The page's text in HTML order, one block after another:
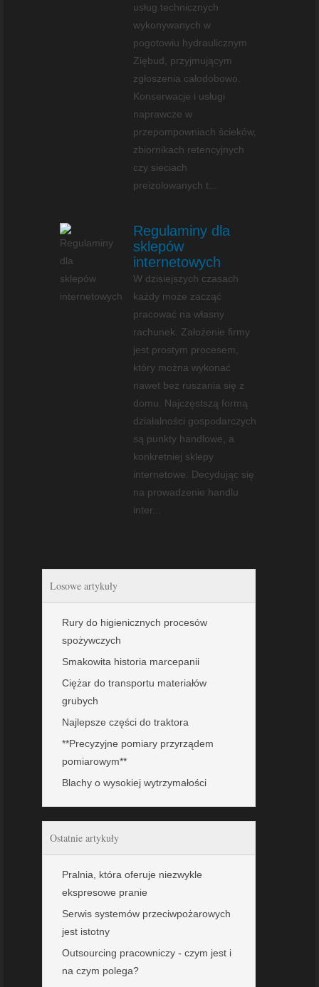
usług technicznych
wykonywanych w
pogotowiu hydraulicznym
Ziębud, przyjmującym
zgłoszenia całodobowo.
Konserwacje i usługi
naprawcze w
przepompowniach ścieków,
zbiornikach retencyjnych
czy sieciach
preizolowanych t...
Regulaminy dla
sklepów
internetowych
W dzisiejszych czasach
każdy może zacząć
pracować na własny
rachunek. Założenie firmy
jest prostym procesem,
który można wykonać
nawet bez ruszania się z
domu. Najczęstszą formą
działalności gospodarczych
są punkty handlowe, a
konkretniej sklepy
internetowe. Decydując się
na prowadzenie handlu
inter...
Losowe artykuły
Rury do higienicznych procesów
spożywczych
Smakowita historia marcepanii
Ciężar do transportu materiałów
grubych
Najlepsze części do traktora
**Precyzyjne pomiary przyrządem
pomiarowym**
Blachy o wysokiej wytrzymałości
Ostatnie artykuły
Pralnia, która oferuje niezwykle
ekspresowe pranie
Serwis systemów przeciwpożarowych
jest istotny
Outsourcing pracowniczy - czym jest i
na czym polega?